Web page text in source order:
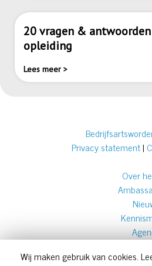
20 vragen &
opleiding
Lees meer >
Privacy statement|
Over
Wij maken gebruik van cookies.